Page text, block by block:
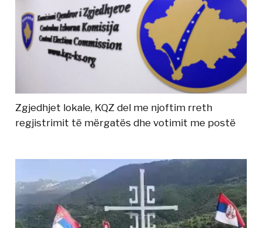
Zgjedhjet lokale, KQZ del me njoftim rreth
regjistrimit të mërgatës dhe votimit me postë